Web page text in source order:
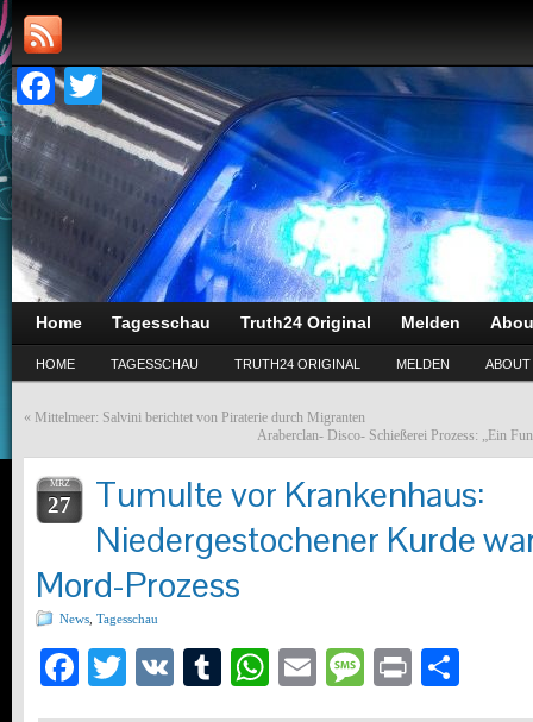
Facebook
Twitter
Home Tagesschau Truth24 Original Melden
HOME TAGESSCHAU TRUTH24 ORIGINAL MELDEN ABOUT
« Mittelmeer: Salvini berichtet von Piraterie durch Migranten
Araberclan- Disco- Schießerei Prozess: „Ein
MRZ
27
Tumulte vor Krankenhaus:
Niedergestochener Kurde
Mord-Prozess
News Tagesschau
Facebook
Twitter
VK Tumblr
WhatsApp
EmailMessage
Print